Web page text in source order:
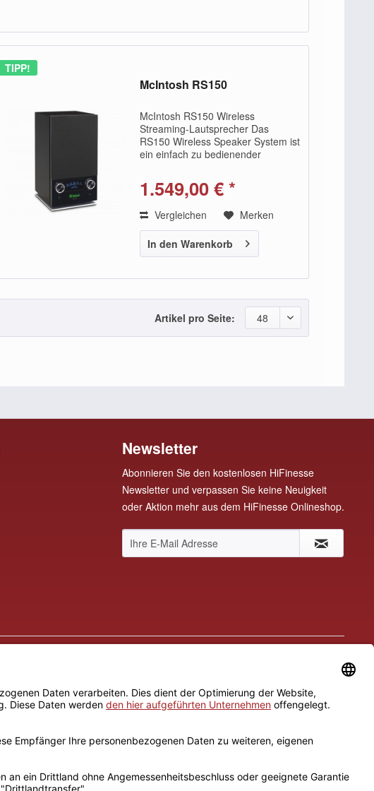
TIPP!
McIntosh RS150
McIntosh RS150 Wireless
Streaming-Lautsprecher Das
RS150 Wireless Speaker System ist
ein einfach zu bedienender
relativ kompakt ist, aber dennoch
die überlebensgroße Home-Audio-
1.549,00 € *
Vergleichen Merken
In den Warenkorb
Artikel pro Seite: 48
Newsletter
Abonnieren Sie den kostenlosen HiFinesse
Newsletter und verpassen Sie keine Neuigkeit
oder Aktion mehr aus dem HiFinesse Onlineshop.